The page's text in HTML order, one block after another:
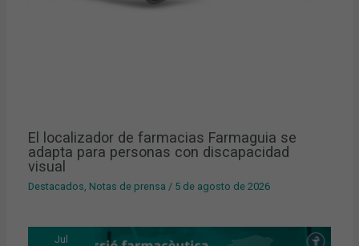
El localizador de farmacias Farmaguia se
adapta para personas con discapacidad
visual
Destacados, Notas de prensa / 5 de agosto de 2026
Jul